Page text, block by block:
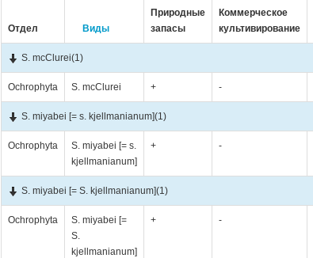
Отдел Виды
Природные
запасы
Коммерческое
культивирование
S. mcClurei(1)
Ochrophyta S. mcClurei + -
S. miyabei [= s. kjellmanianum](1)
Ochrophyta
S. miyabei [= s.
kjellmanianum]
+ -
S. miyabei [= S. kjellmanianum](1)
Ochrophyta
S. miyabei [=
S.
kjellmanianum]
+ -